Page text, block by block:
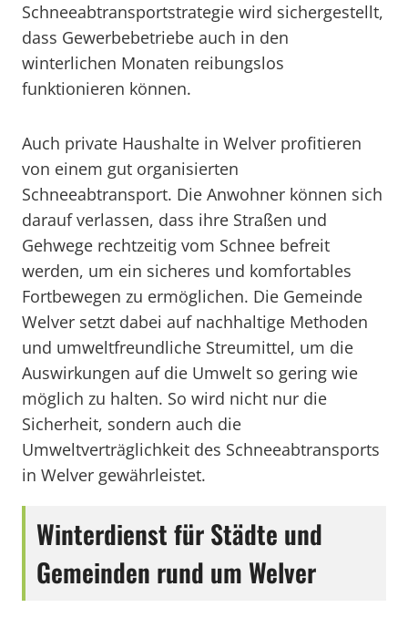
Schneeabtransportstrategie wird sichergestellt,
dass Gewerbebetriebe auch in den
winterlichen Monaten reibungslos
funktionieren können.
Auch private Haushalte in Welver profitieren
von einem gut organisierten
Schneeabtransport. Die Anwohner können sich
darauf verlassen, dass ihre Straßen und
Gehwege rechtzeitig vom Schnee befreit
werden, um ein sicheres und komfortables
Fortbewegen zu ermöglichen. Die Gemeinde
Welver setzt dabei auf nachhaltige Methoden
und umweltfreundliche Streumittel, um die
Auswirkungen auf die Umwelt so gering wie
möglich zu halten. So wird nicht nur die
Sicherheit, sondern auch die
Umweltverträglichkeit des Schneeabtransports
in Welver gewährleistet.
Winterdienst für Städte und
Gemeinden rund um Welver